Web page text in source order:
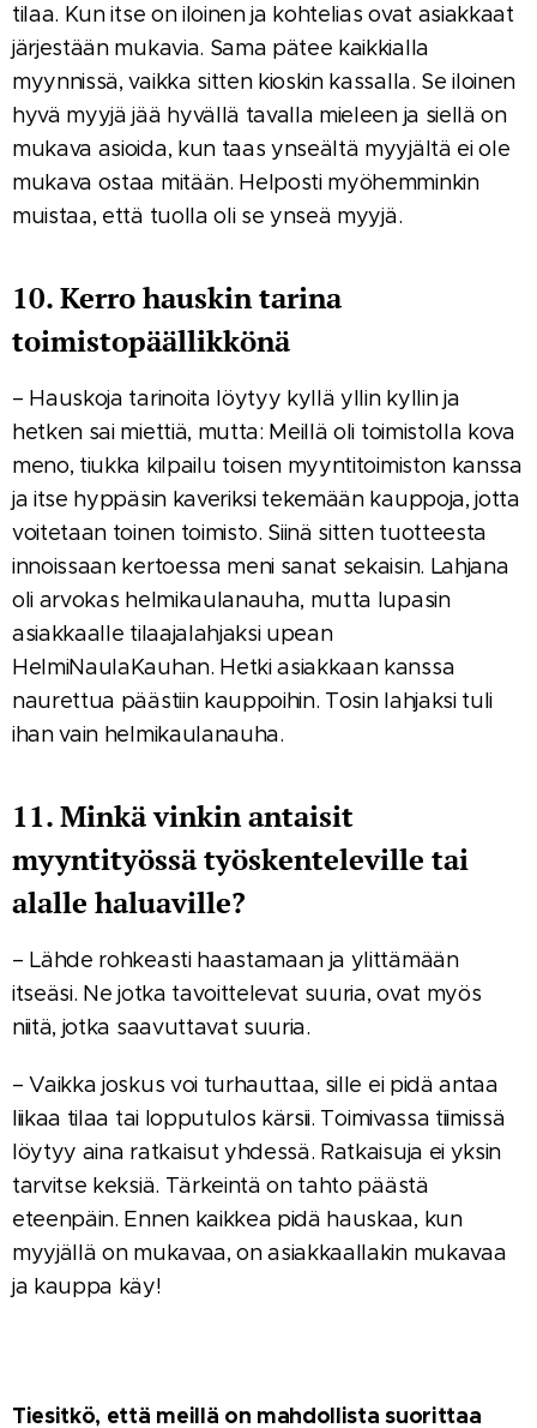
tilaa. Kun itse on iloinen ja kohtelias ovat asiakkaat
järjestään mukavia. Sama pätee kaikkialla
myynnissä, vaikka sitten kioskin kassalla. Se iloinen
hyvä myyjä jää hyvällä tavalla mieleen ja siellä on
mukava asioida, kun taas ynseältä myyjältä ei ole
mukava ostaa mitään. Helposti myöhemminkin
muistaa, että tuolla oli se ynseä myyjä.
10. Kerro hauskin tarina
toimistopäällikkönä
– Hauskoja tarinoita löytyy kyllä yllin kyllin ja
hetken sai miettiä, mutta: Meillä oli toimistolla kova
meno, tiukka kilpailu toisen myyntitoimiston kanssa
ja itse hyppäsin kaveriksi tekemään kauppoja, jotta
voitetaan toinen toimisto. Siinä sitten tuotteesta
innoissaan kertoessa meni sanat sekaisin. Lahjana
oli arvokas helmikaulanauha, mutta lupasin
asiakkaalle tilaajalahjaksi upean
HelmiNaulaKauhan. Hetki asiakkaan kanssa
naurettua päästiin kauppoihin. Tosin lahjaksi tuli
ihan vain helmikaulanauha.
11. Minkä vinkin antaisit
myyntityössä työskenteleville tai
alalle haluaville?
– Lähde rohkeasti haastamaan ja ylittämään
itseäsi. Ne jotka tavoittelevat suuria, ovat myös
niitä, jotka saavuttavat suuria.
– Vaikka joskus voi turhauttaa, sille ei pidä antaa
liikaa tilaa tai lopputulos kärsii. Toimivassa tiimissä
löytyy aina ratkaisut yhdessä. Ratkaisuja ei yksin
tarvitse keksiä. Tärkeintä on tahto päästä
eteenpäin. Ennen kaikkea pidä hauskaa, kun
myyjällä on mukavaa, on asiakkaallakin mukavaa
ja kauppa käy!
Tiesitkö, että meillä on mahdollista suorittaa